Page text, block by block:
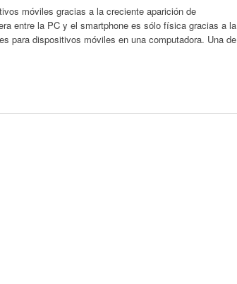
móviles gracias a la creciente aparición de
entre la PC y el smartphone es sólo física gracias a la
para dispositivos móviles en una computadora. Una de